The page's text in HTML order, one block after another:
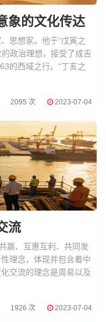
象的文化传达
思想家。他于“戊寅之
政治理想，接受了成吉
的西域之行。“丁亥之
2095 次 2023-07-04
流
赢、互惠互利、共同发
理念，体现并包含着中
交流的理念是周易以及
1926 次 2023-07-04